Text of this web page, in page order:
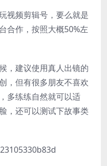
视频剪辑号，要么就是
合作，按照大概50%左
，建议使用真人出镜的
，但有很多朋友不喜欢
多练练自然就可以适
，还可以测试下故事类